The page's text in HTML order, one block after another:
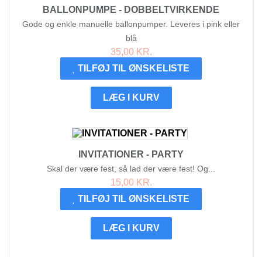
BALLONPUMPE - DOBBELTVIRKENDE
Gode og enkle manuelle ballonpumper. Leveres i pink eller
blå
35,00 KR.
TILFØJ TIL ØNSKELISTE
LÆG I KURV
INVITATIONER - PARTY
Skal der være fest, så lad der være fest! Og...
15,00 KR.
TILFØJ TIL ØNSKELISTE
LÆG I KURV